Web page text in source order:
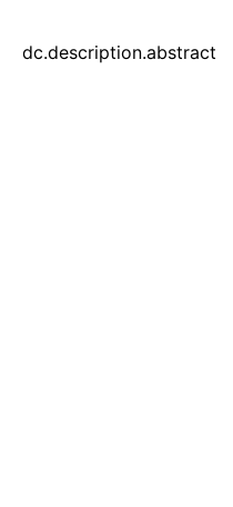
dc.description.abstract